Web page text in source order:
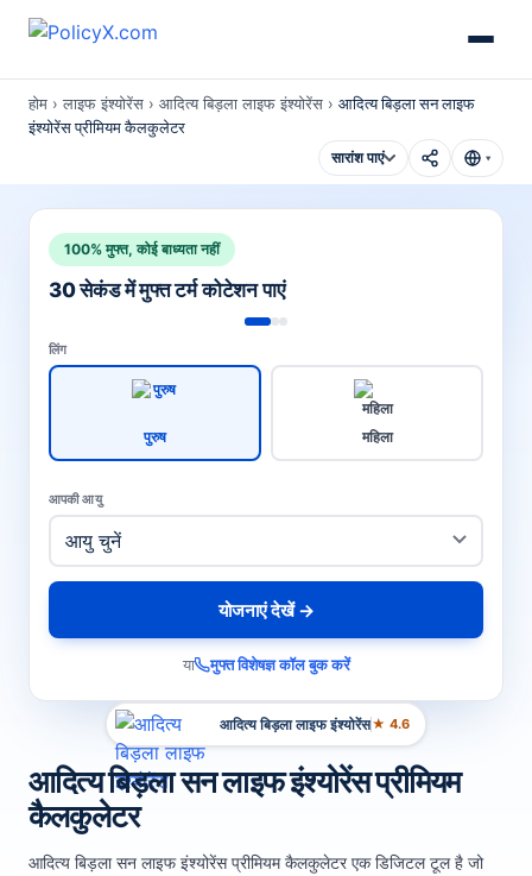
होम › लाइफ इंश्योरेंस › आदित्य बिड़ला लाइफ इंश्योरेंस › आदित्य बिड़ला सन लाइफ
इंश्योरेंस प्रीमियम कैलकुलेटर
सारांश पाएं ▾
आदित्य बिड़ला लाइफ इंश्योरेंस★ 4.6
आदित्य बिड़ला सन लाइफ इंश्योरेंस प्रीमियम
कैलकुलेटर
आदित्य बिड़ला सन लाइफ इंश्योरेंस प्रीमियम कैलकुलेटर एक डिजिटल टूल है जो
100% मुफ्त, कोई बाध्यता नहीं
30 सेकंड में मुफ्त टर्म कोटेशन पाएं
लिंग
पुरुष महिला
आपकी आयु
योजनाएं देखें →
या मुफ्त विशेषज्ञ कॉल बुक करें